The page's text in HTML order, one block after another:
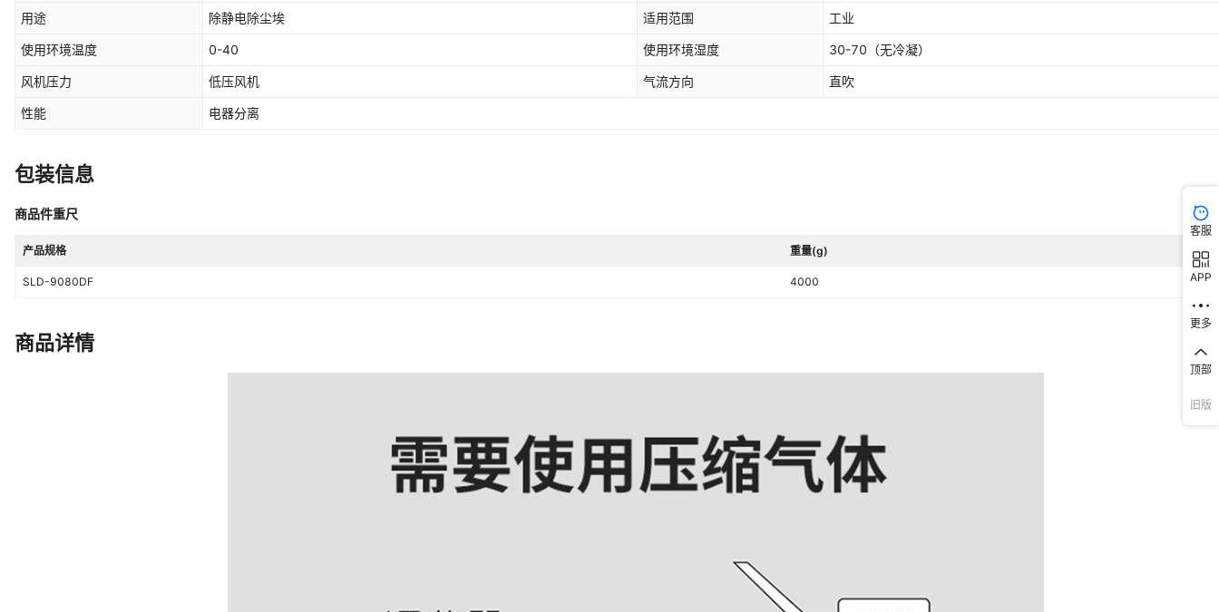
用途 除静电除尘埃 适用范围 工业
使用环境温度 0-40 使用环境湿度 30-70（无冷凝）
风机压力 低压风机 气流方向 直吹
性能 电器分离
包装信息
商品件重尺
产品规格 重量(g)
SLD-9080DF 4000
商品详情
客服
APP
更多
顶部
旧版